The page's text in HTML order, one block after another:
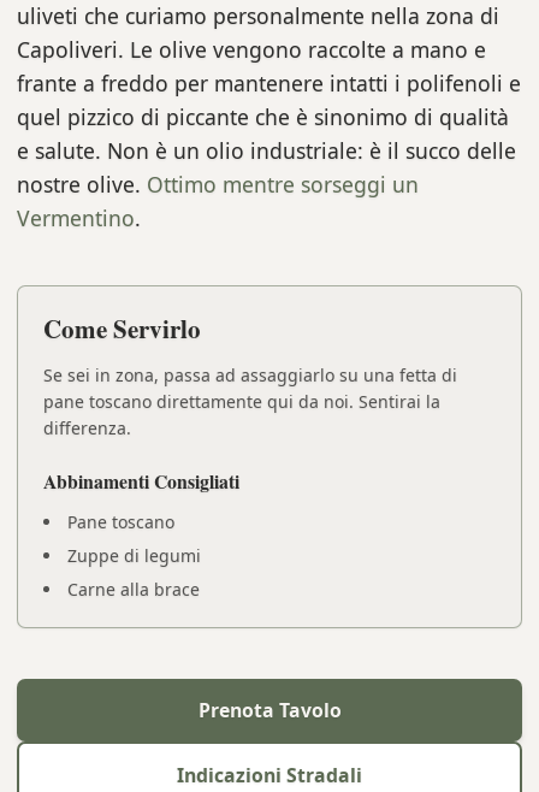
uliveti che curiamo personalmente nella zona di
Capoliveri. Le olive vengono raccolte a mano e
frante a freddo per mantenere intatti i polifenoli e
quel pizzico di piccante che è sinonimo di qualità
e salute. Non è un olio industriale: è il succo delle
nostre olive. Ottimo mentre sorseggi un
Vermentino.
Come Servirlo
Se sei in zona, passa ad assaggiarlo su una fetta di
pane toscano direttamente qui da noi. Sentirai la
differenza.
Abbinamenti Consigliati
Pane toscano
Zuppe di legumi
Carne alla brace
Prenota Tavolo
Indicazioni Stradali